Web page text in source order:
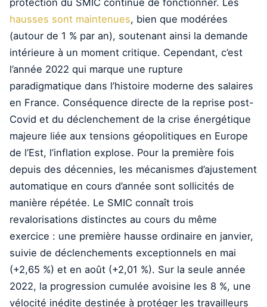
protection du SMIC continue de fonctionner. Les
hausses sont maintenues, bien que modérées
(autour de 1 % par an), soutenant ainsi la demande
intérieure à un moment critique. Cependant, c’est
l’année 2022 qui marque une rupture
paradigmatique dans l’histoire moderne des salaires
en France. Conséquence directe de la reprise post-
Covid et du déclenchement de la crise énergétique
majeure liée aux tensions géopolitiques en Europe
de l’Est, l’inflation explose. Pour la première fois
depuis des décennies, les mécanismes d’ajustement
automatique en cours d’année sont sollicités de
manière répétée. Le SMIC connaît trois
revalorisations distinctes au cours du même
exercice : une première hausse ordinaire en janvier,
suivie de déclenchements exceptionnels en mai
(+2,65 %) et en août (+2,01 %). Sur la seule année
2022, la progression cumulée avoisine les 8 %, une
vélocité inédite destinée à protéger les travailleurs